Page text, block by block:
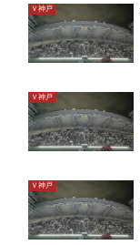
Ｖ神戸
Ｖ神戸
Ｖ神戸